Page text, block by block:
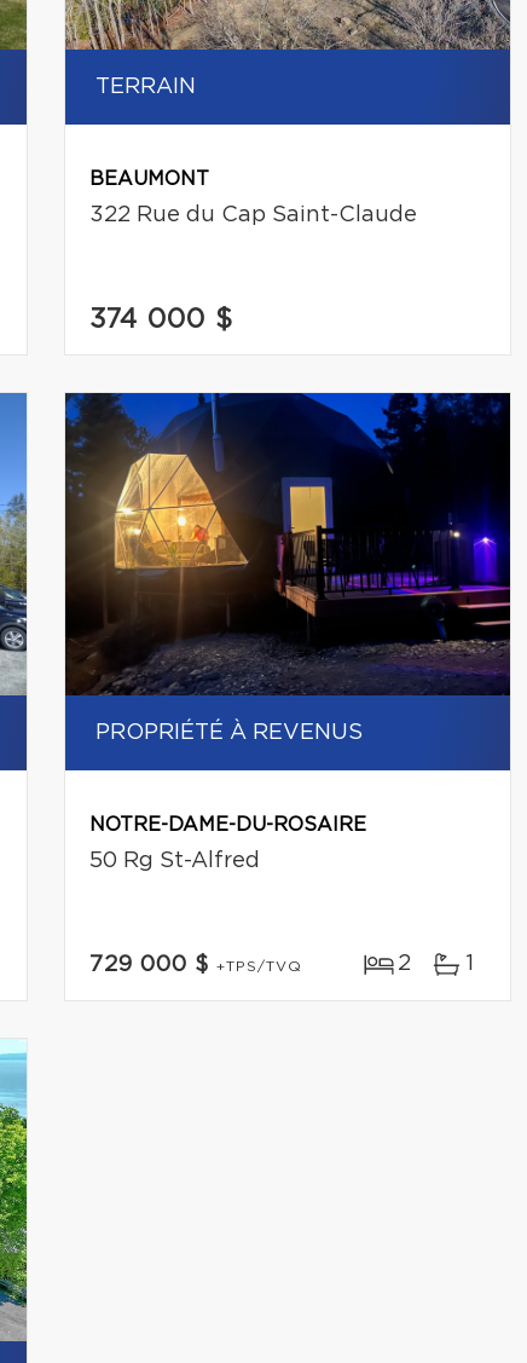
TERRAIN
BEAUMONT
322 Rue du Cap Saint-Claude
374 000 $
PROPRIÉTÉ À REVENUS
NOTRE-DAME-DU-ROSAIRE
50 Rg St-Alfred
729 000 $ +TPS/TVQ 2 1